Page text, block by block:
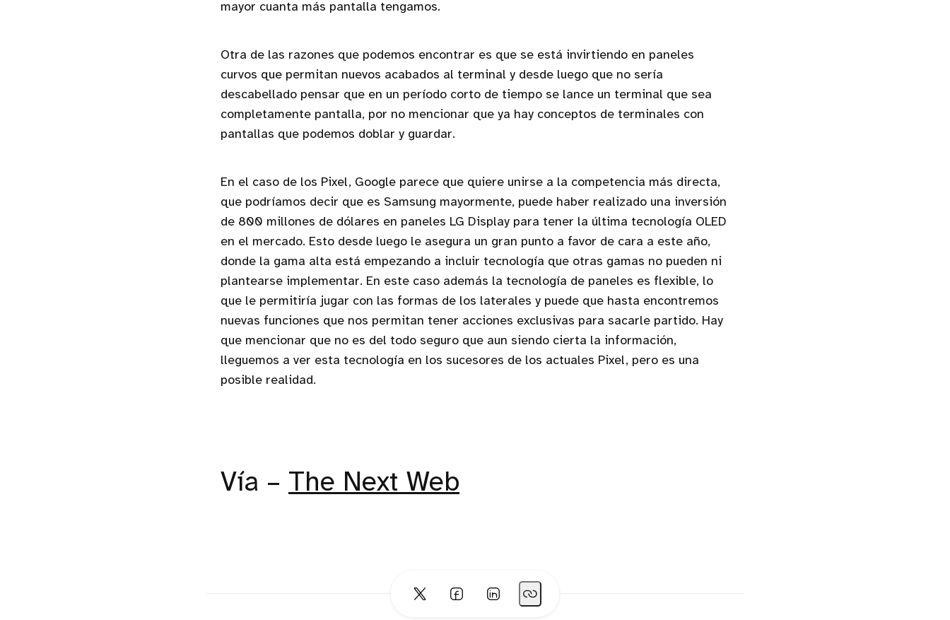
mayor cuanta más pantalla tengamos.
Otra de las razones que podemos encontrar es que se está invirtiendo en paneles
curvos que permitan nuevos acabados al terminal y desde luego que no sería
descabellado pensar que en un período corto de tiempo se lance un terminal que sea
completamente pantalla, por no mencionar que ya hay conceptos de terminales con
pantallas que podemos doblar y guardar.
En el caso de los Pixel, Google parece que quiere unirse a la competencia más directa,
que podríamos decir que es Samsung mayormente, puede haber realizado una inversión
de 800 millones de dólares en paneles LG Display para tener la última tecnología OLED
en el mercado. Esto desde luego le asegura un gran punto a favor de cara a este año,
donde la gama alta está empezando a incluir tecnología que otras gamas no pueden ni
plantearse implementar. En este caso además la tecnología de paneles es flexible, lo
que le permitiría jugar con las formas de los laterales y puede que hasta encontremos
nuevas funciones que nos permitan tener acciones exclusivas para sacarle partido. Hay
que mencionar que no es del todo seguro que aun siendo cierta la información,
lleguemos a ver esta tecnología en los sucesores de los actuales Pixel, pero es una
posible realidad.
Vía – The Next Web